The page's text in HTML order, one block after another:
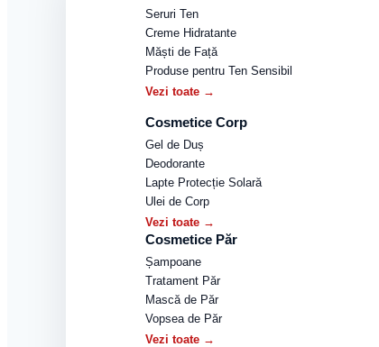
Seruri Ten
Creme Hidratante
Măști de Față
Produse pentru Ten Sensibil
Vezi toate →
Cosmetice Corp
Gel de Duș
Deodorante
Lapte Protecție Solară
Ulei de Corp
Vezi toate →
Cosmetice Păr
Șampoane
Tratament Păr
Mască de Păr
Vopsea de Păr
Vezi toate →